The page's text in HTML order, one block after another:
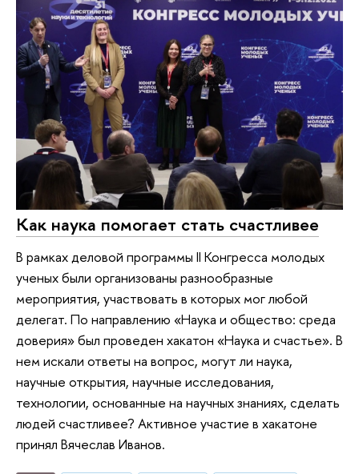
Как наука помогает стать счастливее
В рамках деловой программы II Конгресса молодых
ученых были организованы разнообразные
мероприятия, участвовать в которых мог любой
делегат. По направлению «Наука и общество: среда
доверия» был проведен хакатон «Наука и счастье». В
нем искали ответы на вопрос, могут ли наука,
научные открытия, научные исследования,
технологии, основанные на научных знаниях, сделать
людей счастливее? Активное участие в хакатоне
принял Вячеслав Иванов.